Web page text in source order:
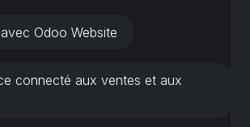
Odoo Website
connecté aux ventes et aux